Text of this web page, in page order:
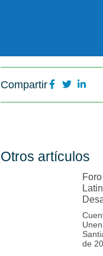
Compartir
Otros artículos
de